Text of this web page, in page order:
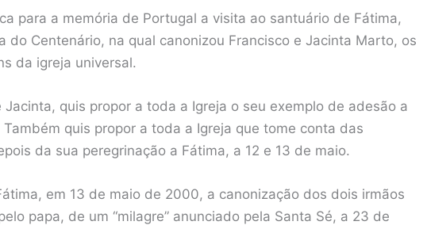
para a memória de Portugal a visita ao santuário de Fátima,
do Centenário, na qual canonizou Francisco e Jacinta Marto, os
da igreja universal.
Jacinta, quis propor a toda a Igreja o seu exemplo de adesão a
quis propor a toda a Igreja que tome conta das
da sua peregrinação a Fátima, a 12 e 13 de maio.
em 13 de maio de 2000, a canonização dos dois irmãos
papa, de um “milagre” anunciado pela Santa Sé, a 23 de